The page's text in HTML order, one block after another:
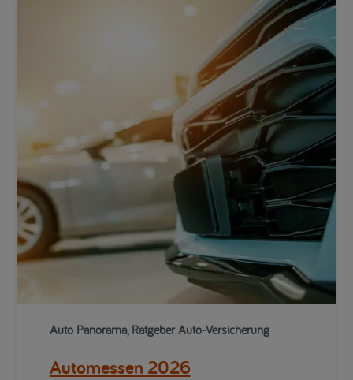
Auto Panorama, Ratgeber Auto-Versicherung
Automessen 2026